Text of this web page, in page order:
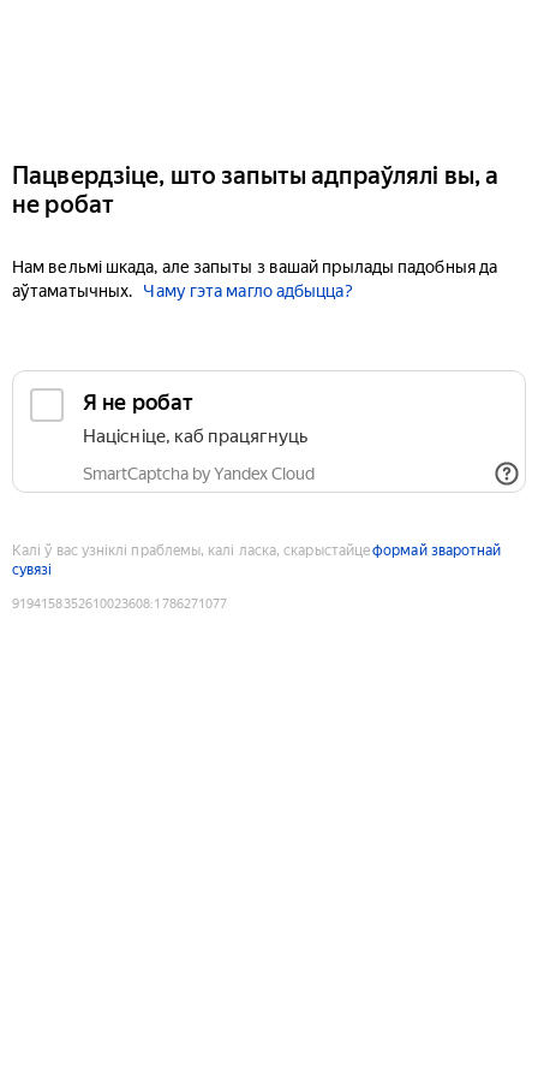
Пацвердзіце, што запыты адпраўлялі вы, а
не робат
Нам вельмі шкада, але запыты з вашай прылады падобныя да
аўтаматычных.
Чаму гэта магло адбыцца?
Я не робат
Націсніце, каб працягнуць
SmartCaptcha by Yandex Cloud
Калі ў вас узніклі праблемы, калі ласка, скарыстайцеформай зваротнай
сувязі
9194158352610023608:1786271077